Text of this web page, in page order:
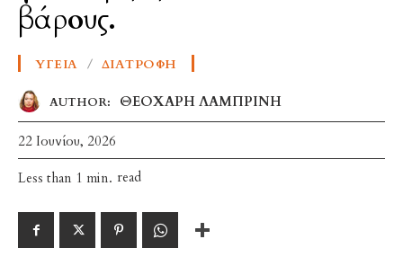
βάρους.
ΥΓΕΊΑ ΔΙΑΤΡΟΦΉ
AUTHOR: ΘΕΟΧΑΡΗ ΛΑΜΠΡΙΝΗ
22 Ιουνίου, 2026
Less than 1 min. read